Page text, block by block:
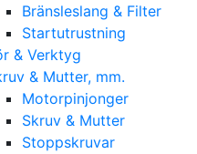
Bränsleslang & Filter
Startutrustning
& Verktyg
& Mutter, mm.
Motorpinjonger
Skruv & Mutter
Stoppskruvar